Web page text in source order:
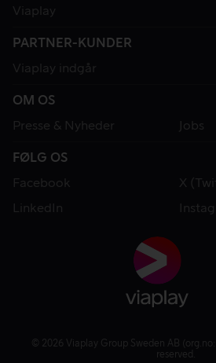
Viaplay
PARTNER-KUNDER
Viaplay indgår
OM OS
Presse & Nyheder
Jobs
FØLG OS
Facebook
X
LinkedIn
© 2026 Viaplay Group Sweden AB
reserved.